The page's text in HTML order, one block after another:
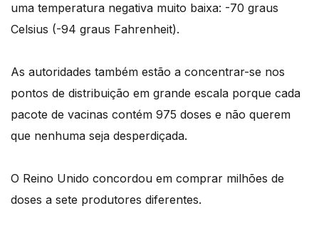
uma temperatura negativa muito baixa: -70 graus
Celsius (-94 graus Fahrenheit).
As autoridades também estão a concentrar-se nos
pontos de distribuição em grande escala porque cada
pacote de vacinas contém 975 doses e não querem
que nenhuma seja desperdiçada.
O Reino Unido concordou em comprar milhões de
doses a sete produtores diferentes.